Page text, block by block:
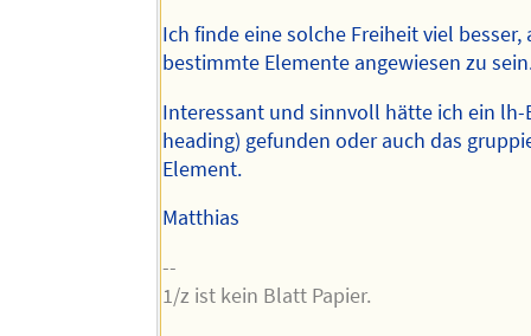
Ich finde eine solche Freiheit viel besser,
bestimmte Elemente angewiesen zu
Interessant und sinnvoll hätte ich ein
heading) gefunden oder auch das
Element.
Matthias
--
1/z ist kein Blatt Papier.